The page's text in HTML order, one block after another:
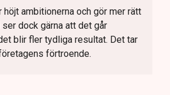
höjt ambitionerna och gör mer rätt
ser dock gärna att det går
blir fler tydliga resultat. Det tar
förtroende.